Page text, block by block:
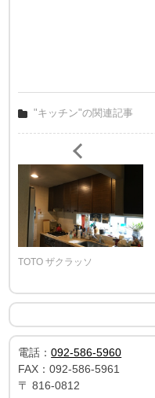
"キッチン"の関連記事
TOTO ザクラッソ
電話：092-586-5960
FAX：092-586-5961
〒816-0812